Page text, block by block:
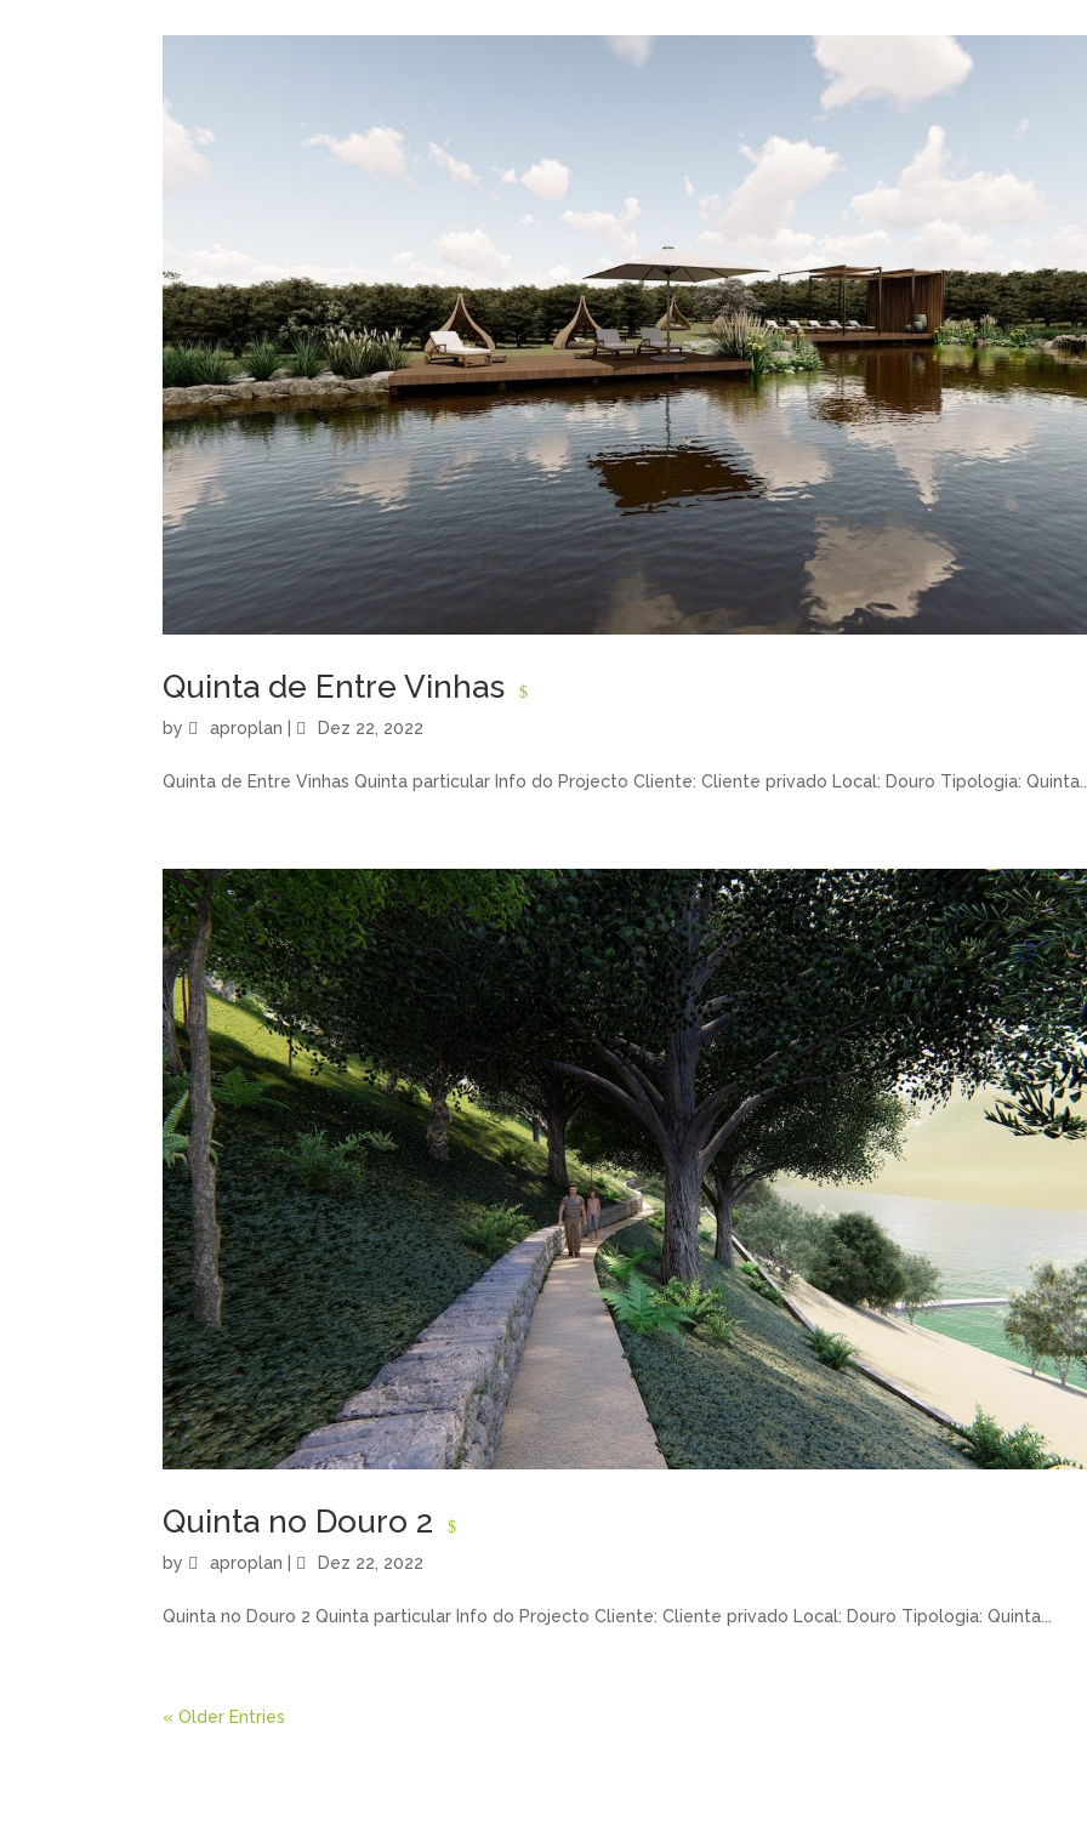
Quinta de Entre Vinhas
by aproplan Dez 22, 2022
Quinta de Entre Vinhas Quinta particular Info do Projecto Cliente: Cliente privado Local: Douro Tipologia:
Quinta no Douro 2
by aproplan Dez 22, 2022
Quinta no Douro 2 Quinta particular Info do Projecto Cliente: Cliente privado Local: Douro Tipologia: Quinta...
« Older Entries